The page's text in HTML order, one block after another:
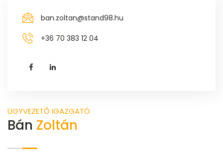
ban.zoltan@stand98.hu
+36 70 383 12 04
ÜGYVEZETŐ IGAZGATÓ
Bán Zoltán